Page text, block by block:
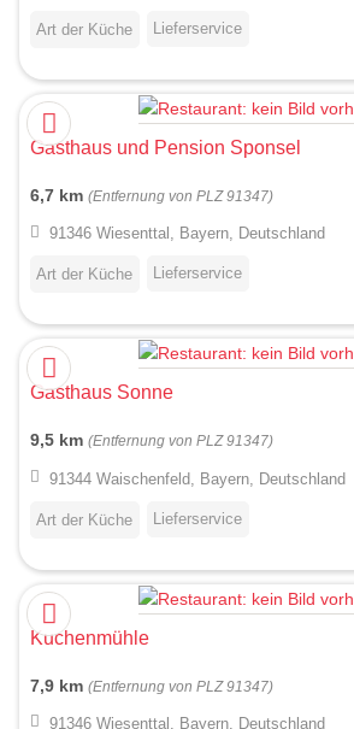
Art der Küche Lieferservice
Gasthaus und Pension Sponsel
6,7 km (Entfernung von PLZ 91347)
91346 Wiesenttal, Bayern, Deutschland
Art der Küche Lieferservice
Gasthaus Sonne
9,5 km (Entfernung von PLZ 91347)
91344 Waischenfeld, Bayern, Deutschland
Art der Küche Lieferservice
Kuchenmühle
7,9 km (Entfernung von PLZ 91347)
91346 Wiesenttal, Bayern, Deutschland